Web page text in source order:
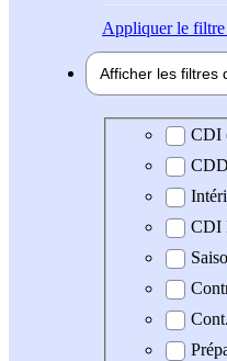
Appliquerle filtre
Afficher les filtres
Type de contrat
CDI
CDI